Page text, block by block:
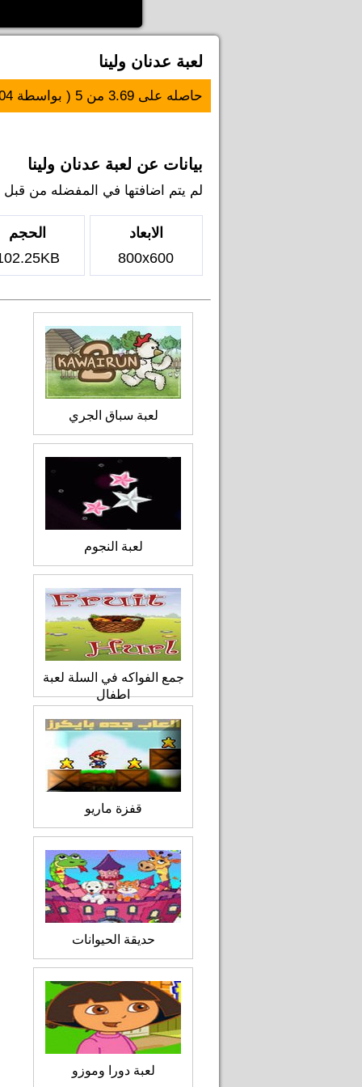
لعبة عدنان ولينا
حاصله على 3.69 من 5 ( بواسطة
بيانات عن لعبة عدنان ولينا
لم يتم اضافتها في المفضله من قبل اي
الابعاد
800x600
الحجم
لعبة سباق الجري
لعبة النجوم
جمع الفواكه في السلة لعبة
اطفال
قفزة ماريو
حديقة الحيوانات
لعبة دورا وموزو